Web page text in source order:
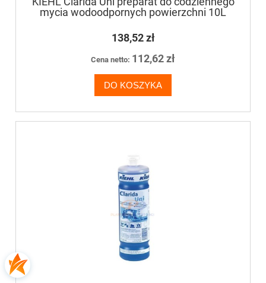
mycia wodoodpornych powierzchni 10L
138,52 zł
Cena netto: 112,62 zł
DO KOSZYKA